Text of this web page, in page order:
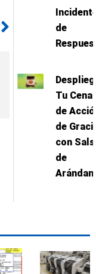
Siguiente
de
Tu Cena
de
de
con
de